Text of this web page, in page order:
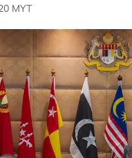
MYT